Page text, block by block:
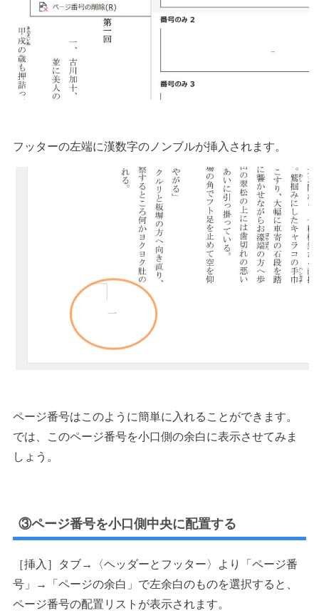
フッターの左端に漢数字のノンブルが挿入されます。
ページ番号はこのように簡単に入れることができます。
では、このページ番号を小口側の余白に表示させてみま
しょう。
③ページ番号を小口側中央に配置する
［挿入］タブ→〈ヘッダーとフッター〉より「ページ番
号」→「ページの余白」で左余白のものを選択すると、
ページ番号の配置リストが表示されます。